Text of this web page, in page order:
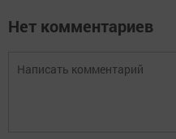
Нет комментариев